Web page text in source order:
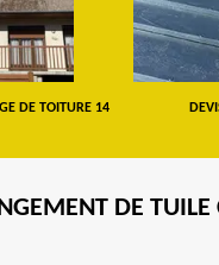
DE TOITURE 14
DE TUILE